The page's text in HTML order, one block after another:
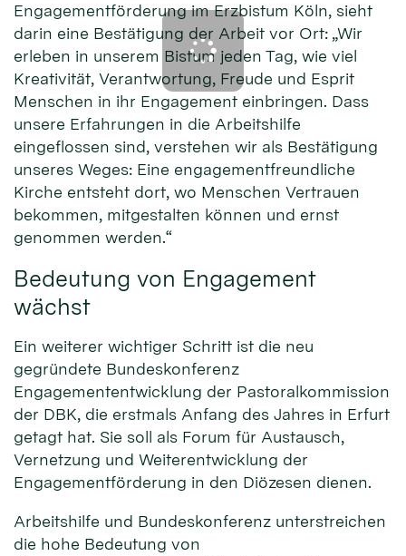
Engagementförderung im Erzbistum Köln, sieht
darin eine Bestätigung der Arbeit vor Ort: „Wir
erleben in unserem Bistum jeden Tag, wie viel
Kreativität, Verantwortung, Freude und Esprit
Menschen in ihr Engagement einbringen. Dass
unsere Erfahrungen in die Arbeitshilfe
eingeflossen sind, verstehen wir als Bestätigung
unseres Weges: Eine engagementfreundliche
Kirche entsteht dort, wo Menschen Vertrauen
bekommen, mitgestalten können und ernst
genommen werden.“
Bedeutung von Engagement
wächst
Ein weiterer wichtiger Schritt ist die neu
gegründete Bundeskonferenz
Engagemententwicklung der Pastoralkommission
der DBK, die erstmals Anfang des Jahres in Erfurt
getagt hat. Sie soll als Forum für Austausch,
Vernetzung und Weiterentwicklung der
Engagementförderung in den Diözesen dienen.
Arbeitshilfe und Bundeskonferenz unterstreichen
die hohe Bedeutung von